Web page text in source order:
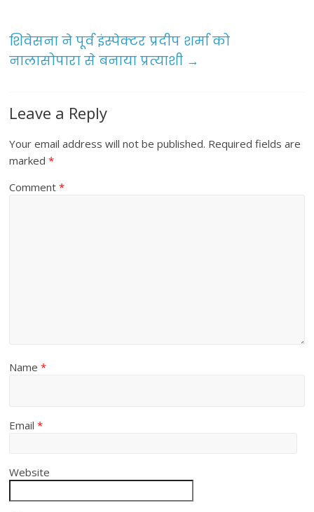
o
k
शिवेसना ने पूर्व इंस्पेक्टर प्रदीप शर्मा को
नालासोपारा से बनाया प्रत्याशी →
Leave a Reply
Your email address will not be published. Required fields are
marked*
Comment*
Name*
Email*
Website